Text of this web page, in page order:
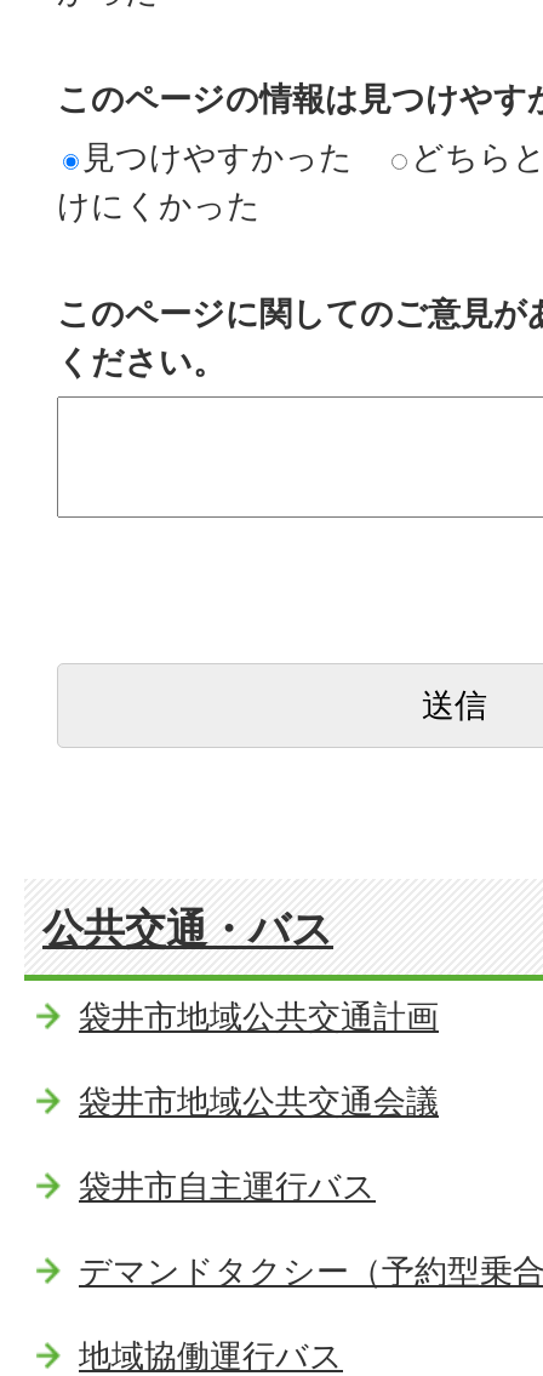
このページの情報は見つけやす
見つけやすかった
どちら
けにくかった
このページに関してのご意見
ください。
公共交通・バス
袋井市地域公共交通計画
袋井市地域公共交通会議
袋井市自主運行バス
デマンドタクシー（予約型乗
地域協働運行バス